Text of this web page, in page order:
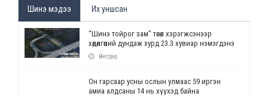
Шинэ мэдээ Их уншсан
“Шинэ тойрог зам” төсөл хэрэгжсэнээр
хөдөлгөөний дундаж хурд 23.3 хувиар нэмэгдэнэ
Өчигдөр
Он гарсаар усны ослын улмаас 59 иргэн
амиа алдсаны 14 нь хүүхэд байна